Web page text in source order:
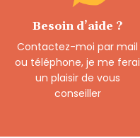
Besoin d’aide ?
Contactez-moi par mail
ou téléphone, je me ferai
un plaisir de vous
conseiller